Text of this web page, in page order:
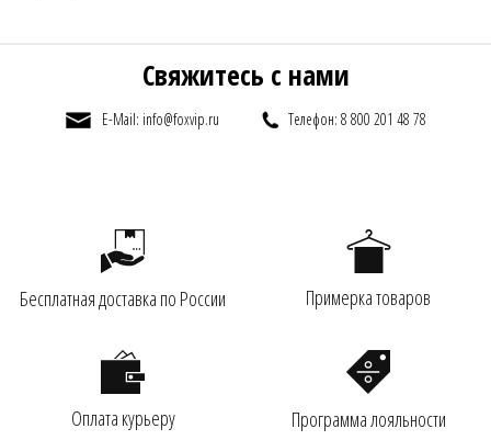
Свяжитесь с нами
E-Mail: info@foxvip.ru Телефон: 8 800 201 48 78
Бесплатная доставка по России Примерка товаров
Оплата курьеру Программа лояльности